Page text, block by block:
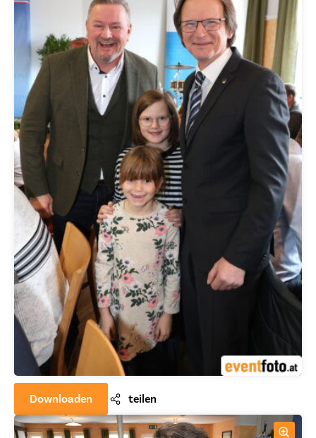
Downloaden teilen